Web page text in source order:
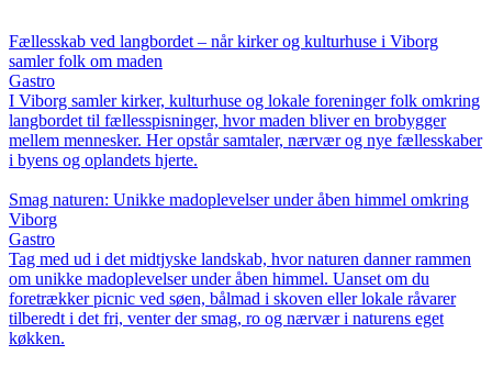
Fællesskab ved langbordet – når kirker og kulturhuse i Viborg
samler folk om maden
Gastro
I Viborg samler kirker, kulturhuse og lokale foreninger folk omkring
langbordet til fællesspisninger, hvor maden bliver en brobygger
mellem mennesker. Her opstår samtaler, nærvær og nye fællesskaber
i byens og oplandets hjerte.
Smag naturen: Unikke madoplevelser under åben himmel omkring
Viborg
Gastro
Tag med ud i det midtjyske landskab, hvor naturen danner rammen
om unikke madoplevelser under åben himmel. Uanset om du
foretrækker picnic ved søen, bålmad i skoven eller lokale råvarer
tilberedt i det fri, venter der smag, ro og nærvær i naturens eget
køkken.